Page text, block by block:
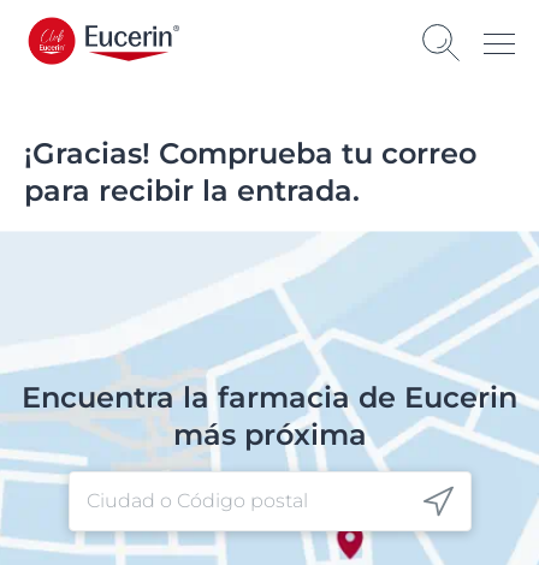
¡Gracias! Comprueba tu correo
para recibir la entrada.
Encuentra la farmacia de Eucerin
más próxima